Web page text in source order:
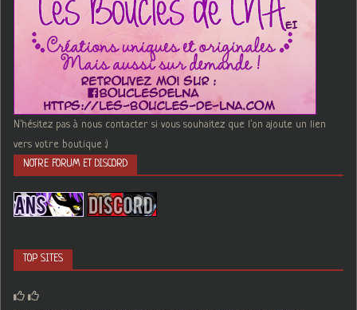
N'hésitez pas à nous contacter si vous souhaitez que l'on ajoute un lien
vers votre boutique :)
NOTRE FORUM ET DISCORD
TOP SITES